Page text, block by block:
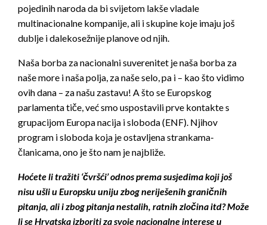
pojedinih naroda da bi svijetom lakše vladale
multinacionalne kompanije, ali i skupine koje imaju još
dublje i dalekosežnije planove od njih.
Naša borba za nacionalni suverenitet je naša borba za
naše more i naša polja, za naše selo, pa i – kao što vidimo
ovih dana – za našu zastavu! A što se Europskog
parlamenta tiče, već smo uspostavili prve kontakte s
grupacijom Europa nacija i sloboda (ENF). Njihov
program i sloboda koja je ostavljena strankama-
članicama, ono je što nam je najbliže.
Hoćete li tražiti ‘čvršći’ odnos prema susjedima koji još
nisu ušli u Europsku uniju zbog neriješenih graničnih
pitanja, ali i zbog pitanja nestalih, ratnih zločina itd? Može
li se Hrvatska izboriti za svoje nacionalne interese u